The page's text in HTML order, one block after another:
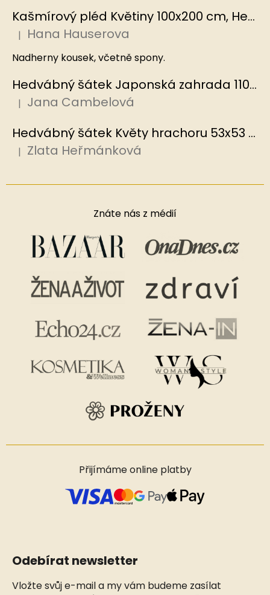
Kašmírový pléd Květiny 100x200 cm, Hedvábný svět
Hodnocení produktu je 5 z 5 hvězdiček.
| Hana Hauserova
Nadherny kousek, včetně spony.
Hedvábný šátek Japonská zahrada 110x110 cm v dárkovém balení, HEDVÁBNÝ SVĚT
Hodnocení produktu je 5 z 5 hvězdiček.
| Jana Cambelová
Hedvábný šátek Květy hrachoru 53x53 cm v dárkovém balení, HEDVÁBNÝ SVĚT
Hodnocení produktu je 5 z 5 hvězdiček.
| Zlata Heřmánková
Znáte nás z médií
Přijímáme online platby
Odebírat newsletter
Vložte svůj e-mail a my vám budeme zasílat